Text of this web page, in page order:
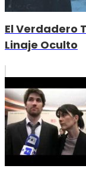
El Verdadero
Linaje Oculto